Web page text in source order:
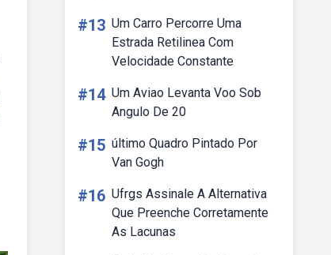
#13 Um Carro Percorre Uma
Estrada Retilinea Com
Velocidade Constante
#14 Um Aviao Levanta Voo Sob
Angulo De 20
#15 último Quadro Pintado Por
Van Gogh
#16 Ufrgs Assinale A Alternativa
Que Preenche Corretamente
As Lacunas